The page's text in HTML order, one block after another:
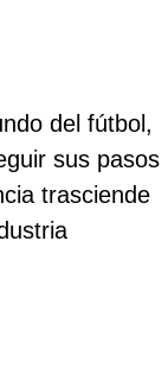
del fútbol,
sus pasos
trasciende